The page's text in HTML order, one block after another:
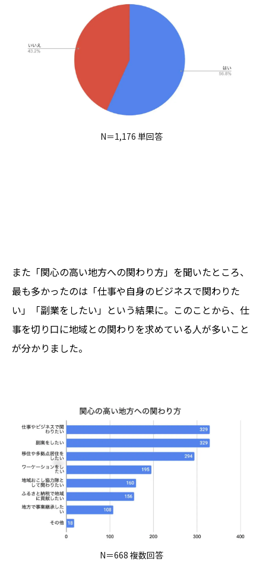
N＝1,176 単回答
また「関心の高い地方への関わり方」を聞いたところ、
最も多かったのは「仕事や自身のビジネスで関わりた
い」「副業をしたい」という結果に。このことから、仕
事を切り口に地域との関わりを求めている人が多いこと
が分かりました。
N＝668 複数回答